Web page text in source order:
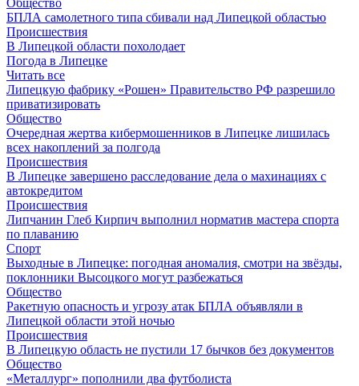
Общество
БПЛА самолетного типа сбивали над Липецкой областью
Происшествия
В Липецкой области похолодает
Погода в Липецке
Читать все
Липецкую фабрику «Рошен» Правительство РФ разрешило
приватизировать
Общество
Очередная жертва кибермошенников в Липецке лишилась
всех накоплений за полгода
Происшествия
В Липецке завершено расследование дела о махинациях с
автокредитом
Происшествия
Липчанин Глеб Кирпич выполнил норматив мастера спорта
по плаванию
Спорт
Выходные в Липецке: погодная аномалия, смотри на звёзды,
поклонники Высоцкого могут разбежаться
Общество
Ракетную опасность и угрозу атак БПЛА объявляли в
Липецкой области этой ночью
Происшествия
В Липецкую область не пустили 17 бычков без документов
Общество
«Металлург» пополнили два футболиста